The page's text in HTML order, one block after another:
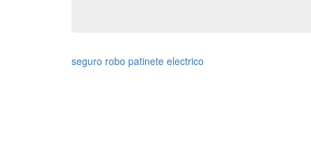
seguro robo patinete electrico